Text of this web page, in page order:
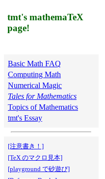
tmt's mathemaTeX
page!
Basic Math FAQ
Computing Math
Numerical Magic
Tales for Mathematics
Topics of Mathematics
tmt's Essay
[注意書き！]
[TeX のマクロ見本]
[playground で砂遊び]